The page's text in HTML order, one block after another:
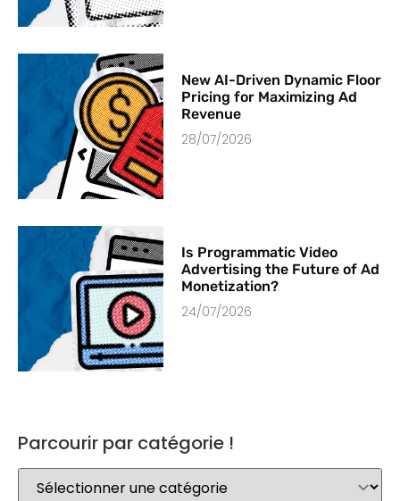
New AI-Driven Dynamic Floor
Pricing for Maximizing Ad
Revenue
28/07/2026
Is Programmatic Video
Advertising the Future of Ad
Monetization?
24/07/2026
Parcourir par catégorie !